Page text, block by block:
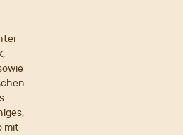
mit